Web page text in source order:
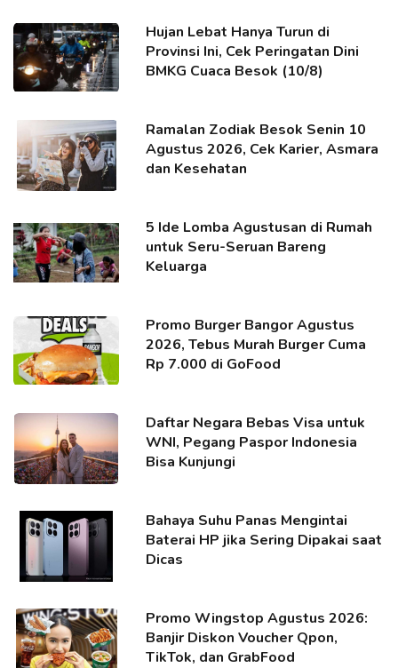
Hujan Lebat Hanya Turun di
Provinsi Ini, Cek Peringatan Dini
BMKG Cuaca Besok (10/8)
Ramalan Zodiak Besok Senin 10
Agustus 2026, Cek Karier, Asmara
dan Kesehatan
5 Ide Lomba Agustusan di Rumah
untuk Seru-Seruan Bareng
Keluarga
Promo Burger Bangor Agustus
2026, Tebus Murah Burger Cuma
Rp 7.000 di GoFood
Daftar Negara Bebas Visa untuk
WNI, Pegang Paspor Indonesia
Bisa Kunjungi
Bahaya Suhu Panas Mengintai
Baterai HP jika Sering Dipakai saat
Dicas
Promo Wingstop Agustus 2026:
Banjir Diskon Voucher Qpon,
TikTok, dan GrabFood